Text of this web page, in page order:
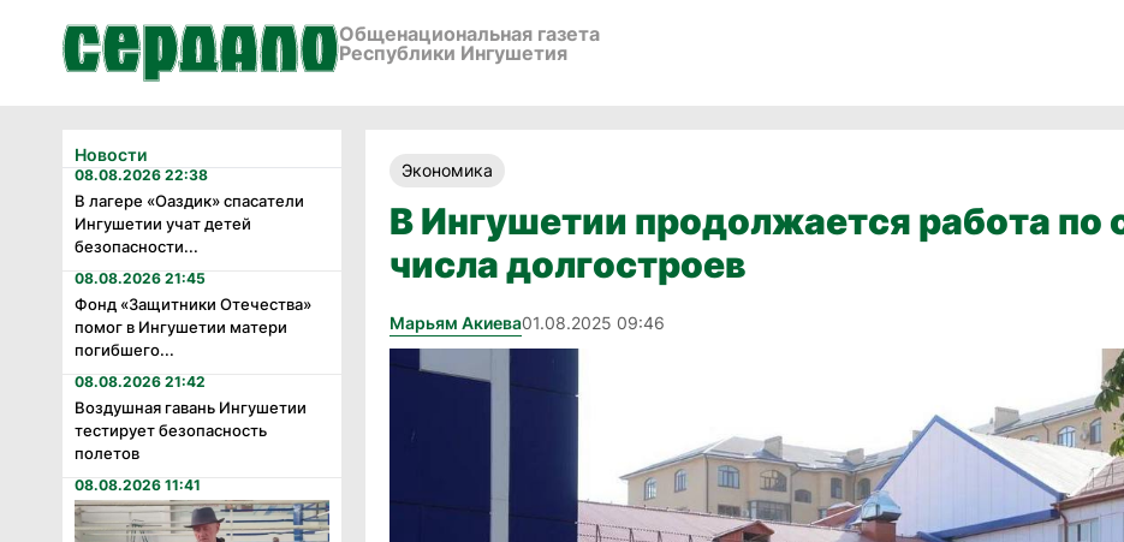
Общенациональная газета
Республики Ингушетия
Новости
08.08.2026 22:38
В лагере «Оаздик» спасатели
Ингушетии учат детей
безопасности...
08.08.2026 21:45
Фонд «Защитники Отечества»
помог в Ингушетии матери
погибшего...
08.08.2026 21:42
Воздушная гавань Ингушетии
тестирует безопасность
полетов
08.08.2026 11:41
Экономика
В Ингушетии продолжается работа
числа долгостроев
Марьям Акиева01.08.2025 09:46